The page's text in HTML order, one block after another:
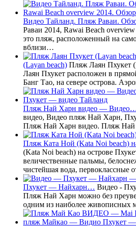
Видео Тайланд. Пляж Раваи.
Раваи 2014, Rawai Beach
это пляж, расположенный на
вблизи…
(Layan beach) Пляж Лаян Пхукет
Лаян Пхукет расположен в
Банг Тао, на севере острова.
Пляж Най Харн видео —
видео, Видео пляж Най Харн,
Пляж Най Харн видео. Пляж
Пляж Ката Ной (Kata Noi beach)
(Kata Noi beach) на острове
величественные пальмы,
чистейшая вода, первоклассные
Пхукет — Найхарн… Видео -
Пляж Най Харн можно без
одним из наиболее живописных